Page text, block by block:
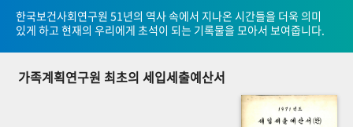
기록물 아카이브
사진 아카이브 문서 기록물 행정박물
한국보건사회연구원 51년의 역사 속에서 지나온 시간들을 더욱 의미
있게 하고 현재의 우리에게 초석이 되는 기록물을 모아서 보여줍니다.
가족계획연구원 최초의 세입세출예산서